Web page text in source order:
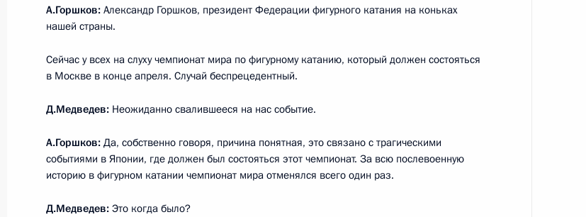
возможностями здоровья
государственного интернет-ресурса для содействия
в трудоустройстве инвалидов, работающих дистанционно
на дому
22 февраля 2012 года, 20:00
А.Горшков: Александр Горшков, президент Федерации фигурного катания на коньках
нашей страны.
Сейчас у всех на слуху чемпионат мира по фигурному катанию, который должен состояться
в Москве в конце апреля. Случай беспрецедентный.
Д.Медведев: Неожиданно свалившееся на нас событие.
А.Горшков: Да, собственно говоря, причина понятная, это связано с трагическими
событиями в Японии, где должен был состояться этот чемпионат. За всю послевоенную
историю в фигурном катании чемпионат мира отменялся всего один раз.
Д.Медведев: Это когда было?